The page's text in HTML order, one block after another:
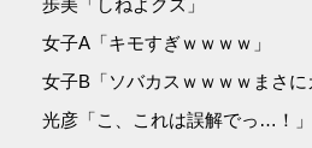
歩美「しねよクズ」
女子A「キモすぎｗｗｗｗ」
女子B「ソバカスｗｗｗｗまさに
光彦「こ、これは誤解でっ…！」